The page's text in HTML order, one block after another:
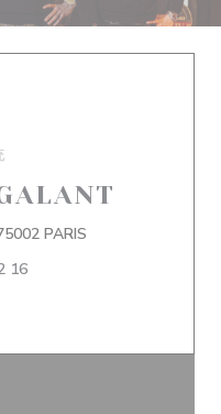
PARIS((在新窗口中打开))
16